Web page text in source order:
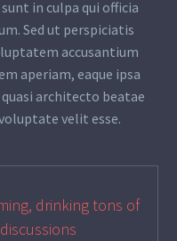
in culpa qui officia
Sed ut perspiciatis
accusantium
aperiam, eaque ipsa
architecto beatae
velit esse.
drinking tons of